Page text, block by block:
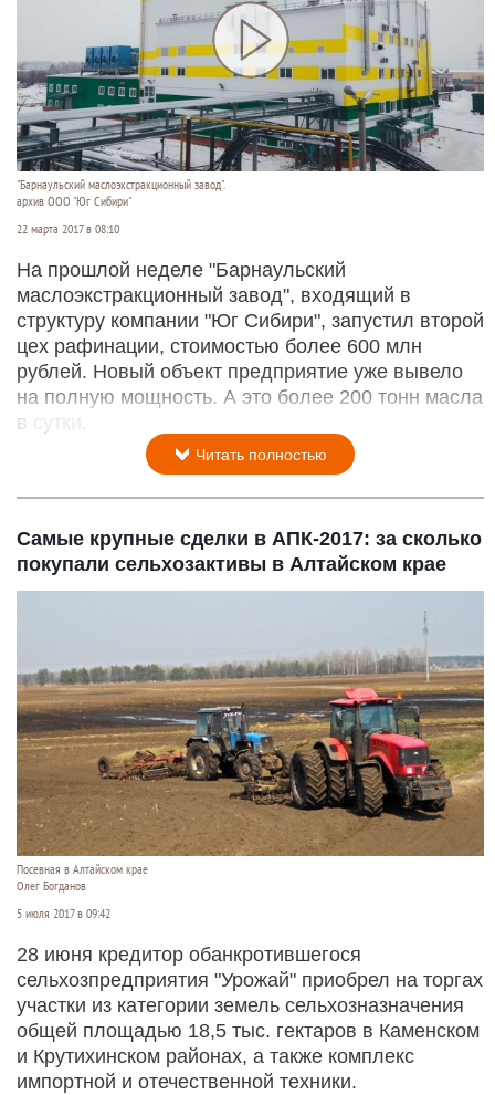
"Барнаульский маслоэкстракционный завод".
архив ООО "Юг Сибири"
22 марта 2017 в 08:10
На прошлой неделе "Барнаульский
маслоэкстракционный завод", входящий в
структуру компании "Юг Сибири", запустил второй
цех рафинации, стоимостью более 600 млн
рублей. Новый объект предприятие уже вывело
на полную мощность. А это более 200 тонн масла
в сутки.
Читать полностью
Самые крупные сделки в АПК-2017: за сколько
покупали сельхозактивы в Алтайском крае
Посевная в Алтайском крае
Олег Богданов
5 июля 2017 в 09:42
28 июня кредитор обанкротившегося
сельхозпредприятия "Урожай" приобрел на торгах
участки из категории земель сельхозназначения
общей площадью 18,5 тыс. гектаров в Каменском
и Крутихинском районах, а также комплекс
импортной и отечественной техники.